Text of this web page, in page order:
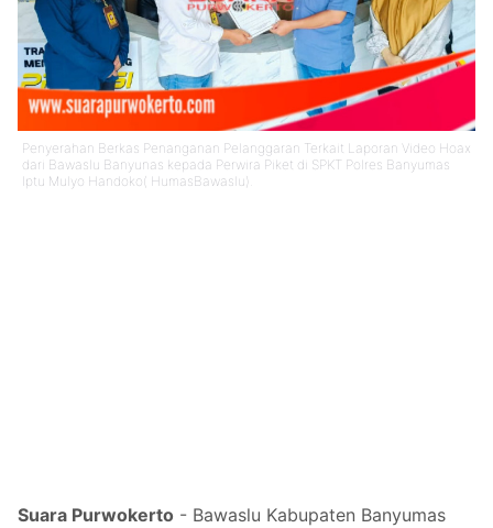
Penyerahan Berkas Penanganan Pelanggaran Terkait Laporan Video Hoax
dari Bawaslu Banyunas kepada Perwira Piket di SPKT Polres Banyumas
Iptu Mulyo Handoko( HumasBawaslu).
Suara Purwokerto - Bawaslu Kabupaten Banyumas